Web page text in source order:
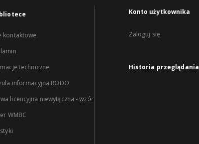
kontaktowe
techniczne
informacyjna RODO
licencyjna niewyłączna - wzór
WMBC
Konto użytkownika
Zaloguj się
Historia przeglądania